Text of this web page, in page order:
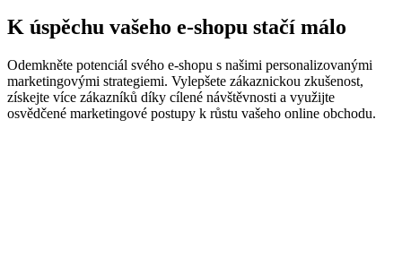
K úspěchu vašeho e-shopu stačí málo
Odemkněte potenciál svého e-shopu s našimi personalizovanými
marketingovými strategiemi. Vylepšete zákaznickou zkušenost,
získejte více zákazníků díky cílené návštěvnosti a využijte
osvědčené marketingové postupy k růstu vašeho online obchodu.